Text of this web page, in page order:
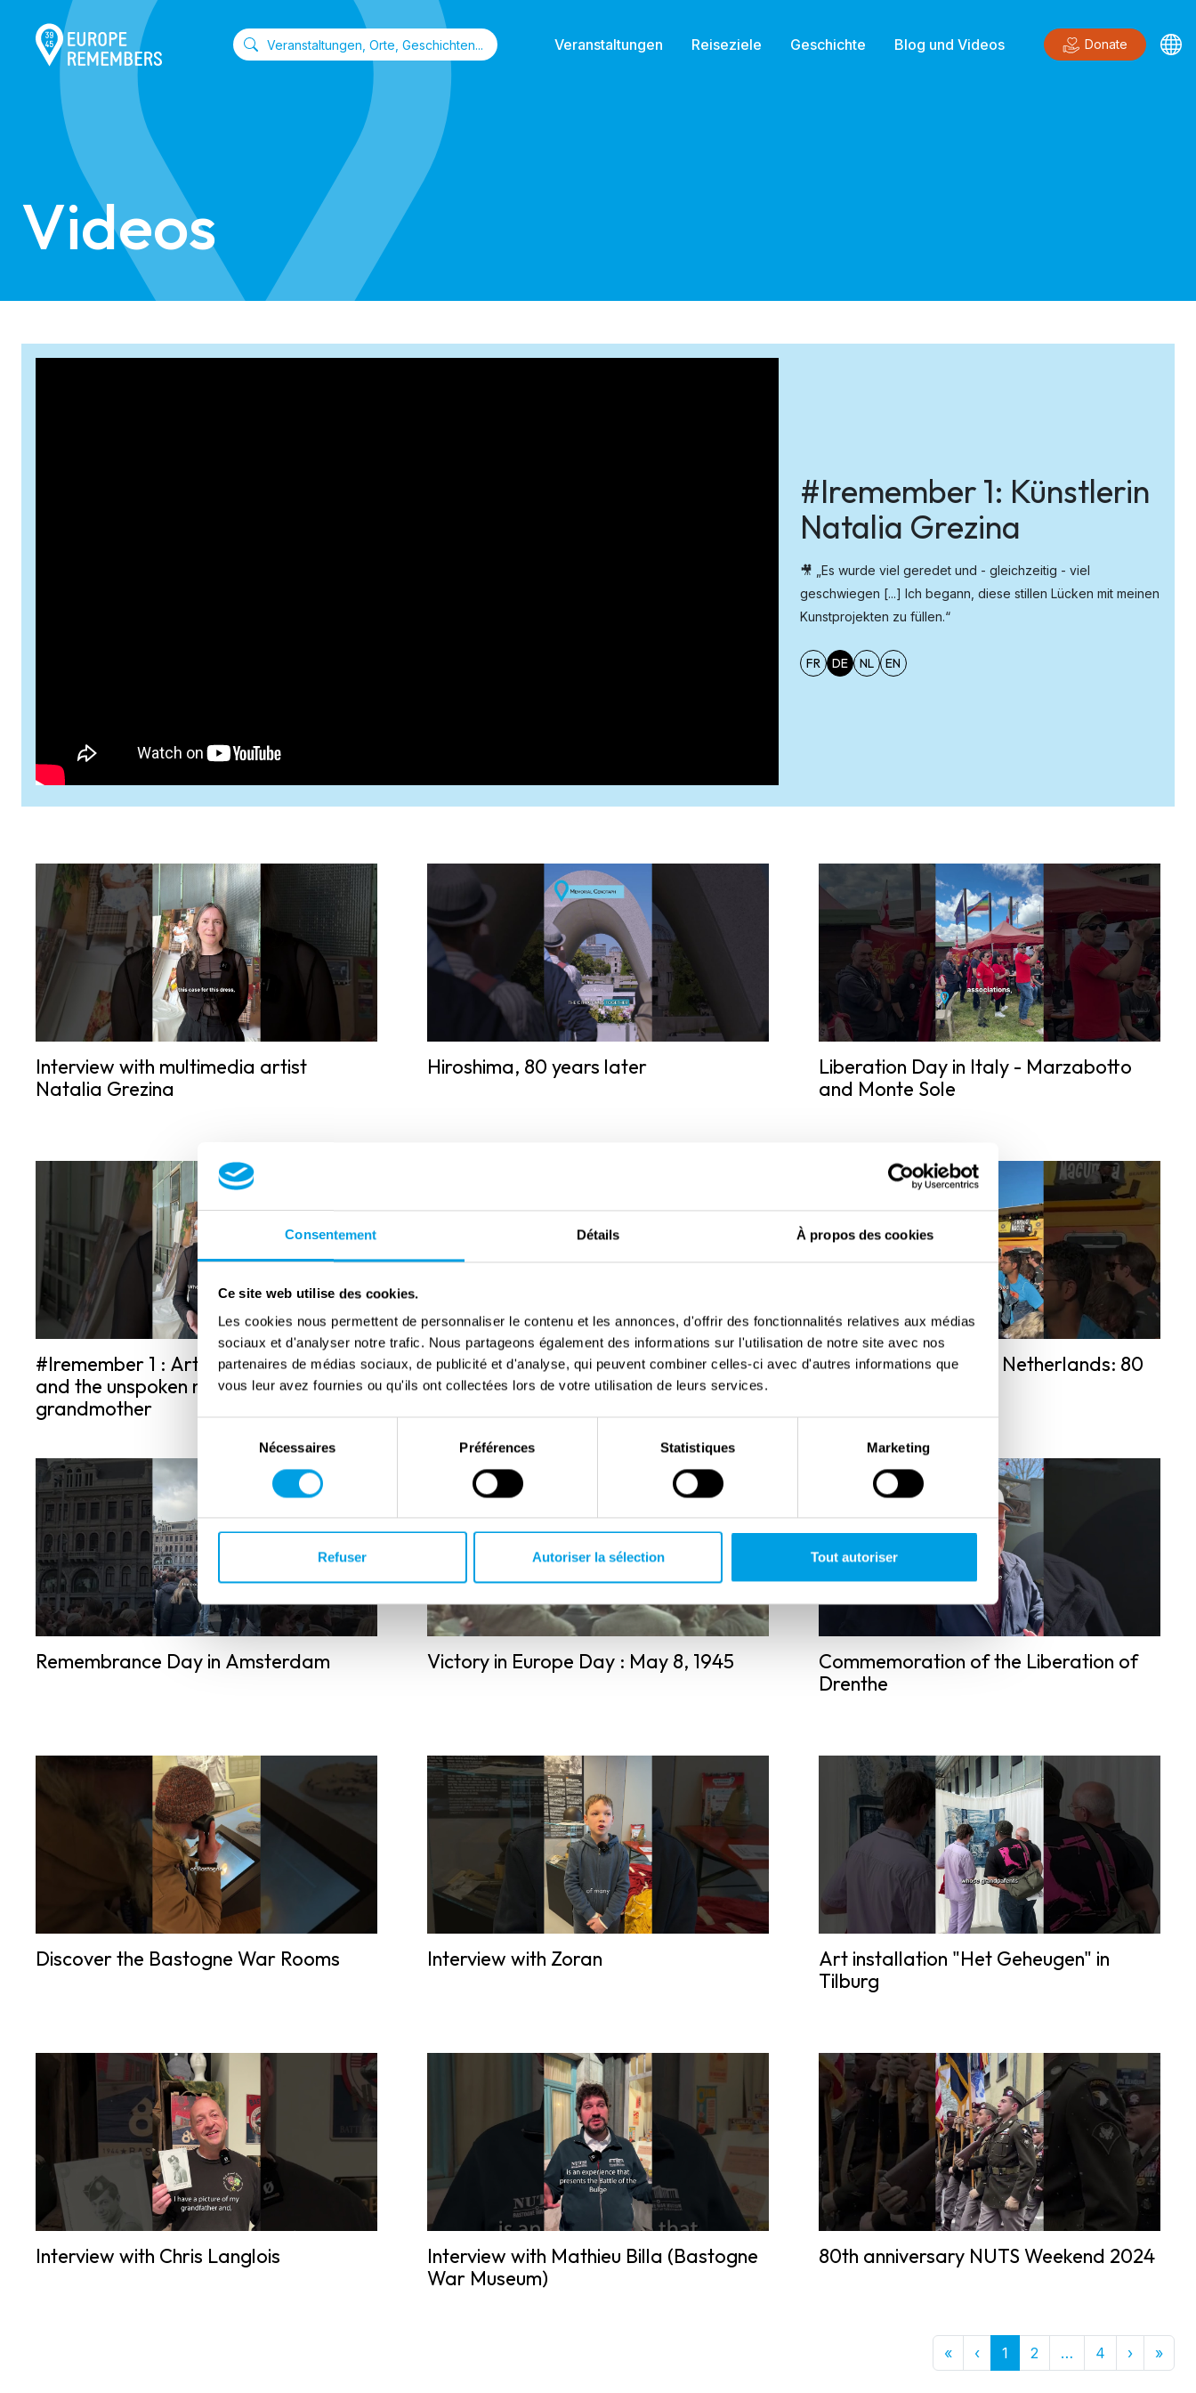
Consentement Détails À propos des cookies
Ce site web utilise des cookies.
Les cookies nous permettent de personnaliser le contenu et les annonces, d'offrir des fonctionnalités relatives aux médias
sociaux et d'analyser notre trafic. Nous partageons également des informations sur l'utilisation de notre site avec nos
partenaires de médias sociaux, de publicité et d'analyse, qui peuvent combiner celles-ci avec d'autres informations que
vous leur avez fournies ou qu'ils ont collectées lors de votre utilisation de leurs services.
consentement
Nécessaires Préférences Statistiques Marketing
Refuser Autoriser la sélection Tout autoriser
Veranstaltungen Reiseziele Geschichte Blog und Videos Donate
Videos
#Iremember 1: Künstlerin
Natalia Grezina
🎥 „Es wurde viel geredet und - gleichzeitig - viel
geschwiegen [...] Ich begann, diese stillen Lücken mit meinen
Kunstprojekten zu füllen.“
FR DE NL EN
Interview with multimedia artist
Natalia Grezina
Hiroshima, 80 years later
Liberation Day in Italy - Marzabotto
and Monte Sole
#Iremember 1 : Artist Natalia Grezina
and the unspoken memories of her
grandmother
The Netherlands marked 80 years of
liberation
Liberation Day in the Netherlands: 80
Remembrance Day in Amsterdam Victory in Europe Day : May 8, 1945
Commemoration of the Liberation of
Drenthe
Discover the Bastogne War Rooms Interview with Zoran
Art installation "Het Geheugen" in
Tilburg
Interview with Chris Langlois
Interview with Mathieu Billa (Bastogne
War Museum)
80th anniversary NUTS Weekend 2024
«First
‹Previous
1 2 … More
4 › Next
»Last